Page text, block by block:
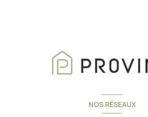
NOS RÉSEAUX